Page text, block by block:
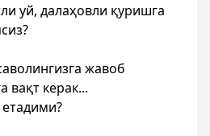
уй, далаҳовли қуришга
жавоб
вақт керак...